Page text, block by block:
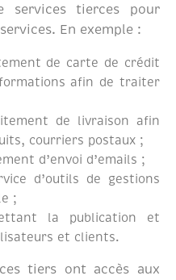
services tierces pour
En exemple :
de carte de crédit
afin de traiter
de livraison afin
courriers postaux ;
d’envoi d’emails ;
d’outils de gestions
;
la publication et
et clients.
tiers ont accès aux